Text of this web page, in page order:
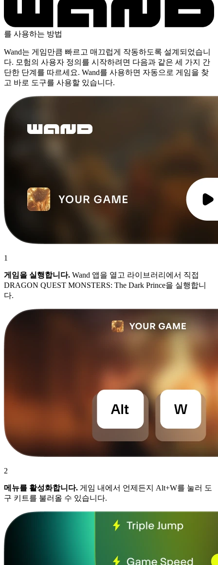
를 사용하는 방법
Wand는 게임만큼 빠르고 매끄럽게 작동하도록 설계되었습니
다. 모험의 사용자 정의를 시작하려면 다음과 같은 세 가지 간
단한 단계를 따르세요. Wand를 사용하면 자동으로 게임을 찾
고 바로 도구를 사용할 있습니다.
1
게임을 실행합니다. Wand 앱을 열고 라이브러리에서 직접
DRAGON QUEST MONSTERS: The Dark Prince을 실행합니
다.
2
메뉴를 활성화합니다. 게임 내에서 언제든지 Alt+W를 눌러 도
구 키트를 불러올 수 있습니다.